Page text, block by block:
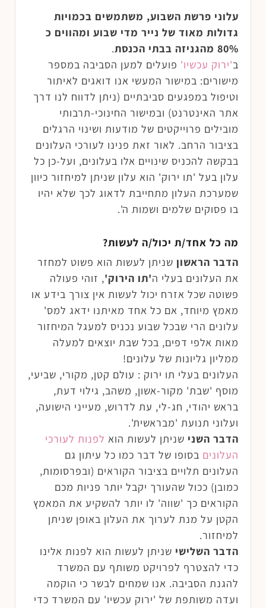
עלוני פרשת השבוע, משתמשים בכמויות
גדולות מאוד של נייר מדי שבוע ומהווים כ
80% מהגניזה בבתי הכנסת
.
ב'ירוק עכשיו' פועלים למען הסביבה במספר
מישורים: במישור המעשי אנו דואגים לאיתור
וטיפול במפגעים סביבתיים (ניתן לדווח לנו דרך
אתר האינטרנט) ובמישור החינוכי-תרבותי
מובילים פרוייקטים של מודעות ושינוי הרגלים
בציבור הרחב. לאור זאת פנינו לעורכי העלונים
בבקשה להכניס שינויים אלו בעלונים, ועל-כן כל
עלון בעל 'תו ירוק' הוא עלון שניתן למיחזור כיוון
שמערכת העלון מתחייבת לדאוג לכך שלא יהיו
בו פסוקים שלמים ושמות ה'.
מה כל אחד/ת יכול/ה לעשות?
הדבר הראשון שניתן לעשות הוא פשוט למחזר
את העלונים בעלי ה'תו הירוק', זוהי פעולה
פשוטה שכל אזרח יכול לעשות אין צורך בידע או
מאמץ מיוחד, אם כל אחד מאיתנו ידאג למס'
עלונים הרי שבכל שבוע נכניס למעגל המיחזור
מאות אלפי דפים, בכל שבת יוצאים למעלה
ממליון גליונות של עלונים!
העלונים בעלי תו ירוק : עולם קטן, מקורי, שביעי,
מוסף 'שבת' מקור-אשון, משהב, גילוי דעת,
בראש יהודי, חג-לי, עת לדרוש, מעייני הישועה,
ועלוני תנועת 'מבראשית'.
הדבר השני שניתן לעשות הוא לפנות לעורכי
העלונים בסופו של דבר כמו כל עיתון גם
העלונים תלויים בציבור הקוראים (ובפרסומות,
כמובן) ככול שהעורך יקבל יותר פניות מכם
הקוראים כך 'שווה' לו יותר להשקיע את המאמץ
הקטן על מנת לערוך את העלון באופן שניתן
למיחזור.
הדבר השלישי שניתן לעשות הוא לפנות אלינו
כדי להצטרף לפרויקט משותף עם המשרד
להגנת הסביבה. אנו שמחים לבשר כי הוקמה
ועדה משותפת של 'ירוק עכשיו' עם המשרד כדי